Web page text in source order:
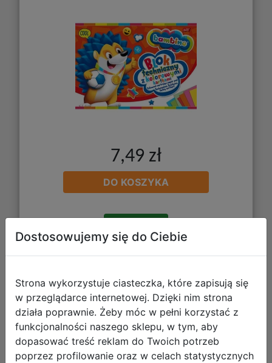
7,49 zł
DO KOSZYKA
Interdruk Blok Rysunkowy Kolorowy
A4 20 kartek 060020
Dostosowujemy się do Ciebie
Strona wykorzystuje ciasteczka, które zapisują się
w przeglądarce internetowej. Dzięki nim strona
działa poprawnie. Żeby móc w pełni korzystać z
funkcjonalności naszego sklepu, w tym, aby
dopasować treść reklam do Twoich potrzeb
poprzez profilowanie oraz w celach statystycznych